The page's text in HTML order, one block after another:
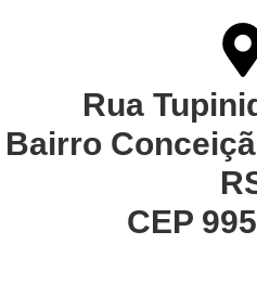
Rua
Bairro
CEP